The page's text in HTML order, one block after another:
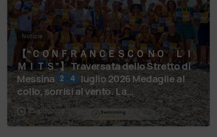
Notizie
【 “ＣＯＮＦＲＡＮＣＥＳＣＯ ＮＯ ＬＩ
ＭＩＴＳ”】 Traversata dello Stretto di
Messina
luglio 2026 Medaglie al
collo, sorrisi al vento. La…
4 Agosto 2026